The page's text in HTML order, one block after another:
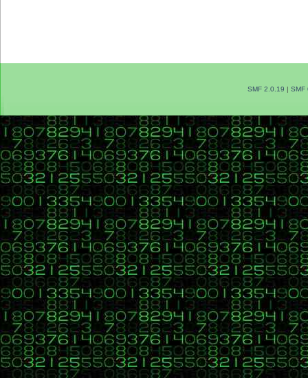
SMF 2.0.19 | SMF